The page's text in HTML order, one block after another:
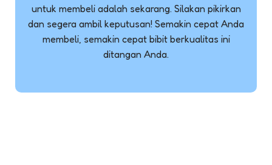
untuk membeli adalah sekarang. Silakan pikirkan
dan segera ambil keputusan! Semakin cepat Anda
membeli, semakin cepat bibit berkualitas ini
ditangan Anda.